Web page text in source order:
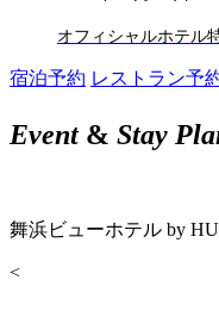
オフィシャルホテル
宿泊予約 レストラン予
Event& Stay
舞浜ビューホテル by
<